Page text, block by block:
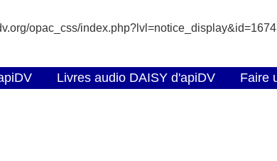
opac_css/index.php?lvl=notice_display&id=1674
Livres audio DAISY d'apiDV Faire